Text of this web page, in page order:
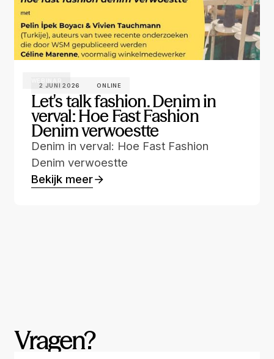
2 JUNI 2026 ONLINE
Let's talk fashion. Denim in
verval: Hoe Fast Fashion
Denim verwoestte
Denim in verval: Hoe Fast Fashion
Denim verwoestte
Bekijk meer
Vragen?